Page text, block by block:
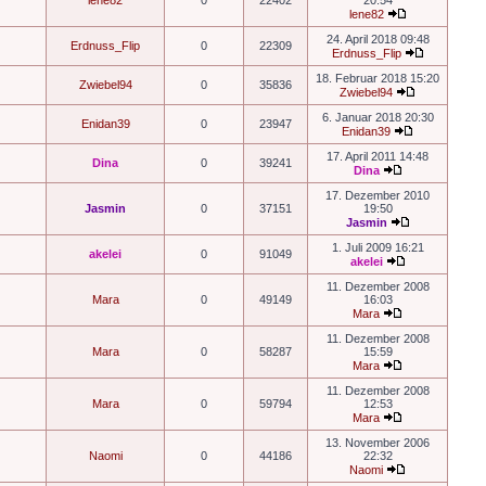
lene82
Erdnuss_Flip 0 22309
24. April 2018 09:48
Erdnuss_Flip
Zwiebel94 0 35836
18. Februar 2018 15:20
Zwiebel94
Enidan39 0 23947
6. Januar 2018 20:30
Enidan39
Dina 0 39241
17. April 2011 14:48
Dina
Jasmin 0 37151
17. Dezember 2010
19:50
Jasmin
akelei 0 91049
1. Juli 2009 16:21
akelei
Mara 0 49149
11. Dezember 2008
16:03
Mara
Mara 0 58287
11. Dezember 2008
15:59
Mara
Mara 0 59794
11. Dezember 2008
12:53
Mara
Naomi 0 44186
13. November 2006
22:32
Naomi